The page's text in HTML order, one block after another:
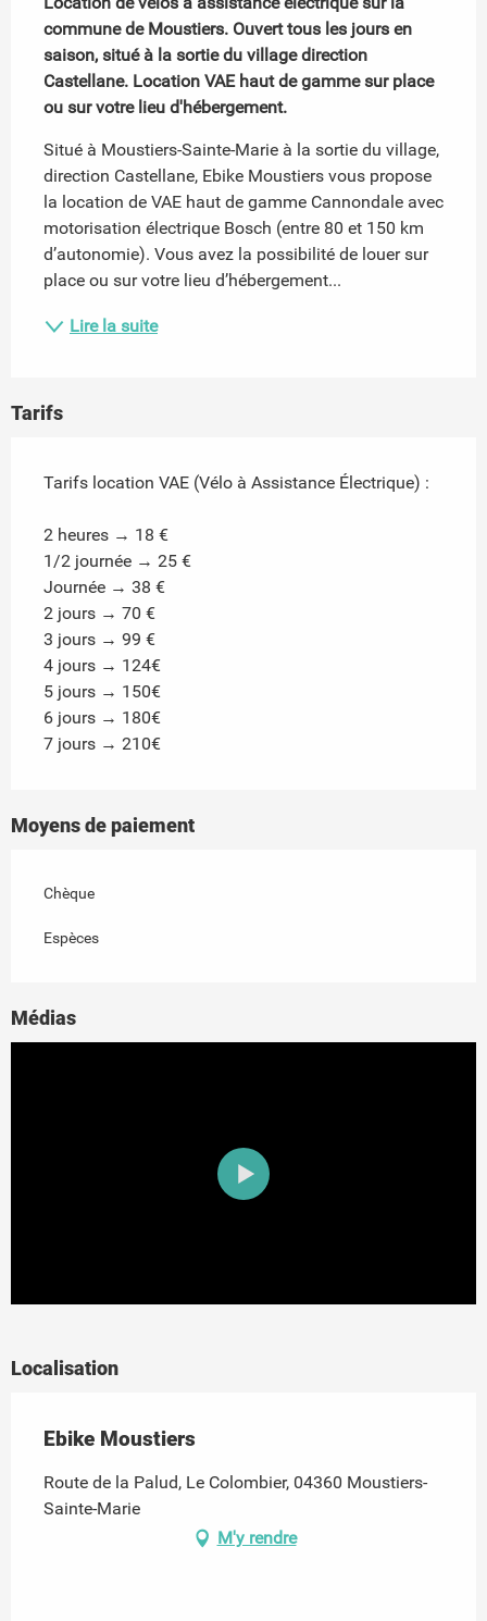
commune de Moustiers. Ouvert tous les jours en
saison, situé à la sortie du village direction
Castellane. Location VAE haut de gamme sur place
ou sur votre lieu d'hébergement.
Situé à Moustiers-Sainte-Marie à la sortie du village,
direction Castellane, Ebike Moustiers vous propose
la location de VAE haut de gamme Cannondale avec
motorisation électrique Bosch (entre 80 et 150 km
d’autonomie). Vous avez la possibilité de louer sur
place ou sur votre lieu d’hébergement...
Lire la suite
Tarifs
Tarifs location VAE (Vélo à Assistance Électrique) :
2 heures → 18 €
1/2 journée → 25 €
Journée → 38 €
2 jours → 70 €
3 jours → 99 €
4 jours → 124€
5 jours → 150€
6 jours → 180€
7 jours → 210€
Moyens de paiement
Chèque
Espèces
Médias
Localisation
Ebike Moustiers
Route de la Palud, Le Colombier, 04360 Moustiers-
Sainte-Marie
M'y rendre